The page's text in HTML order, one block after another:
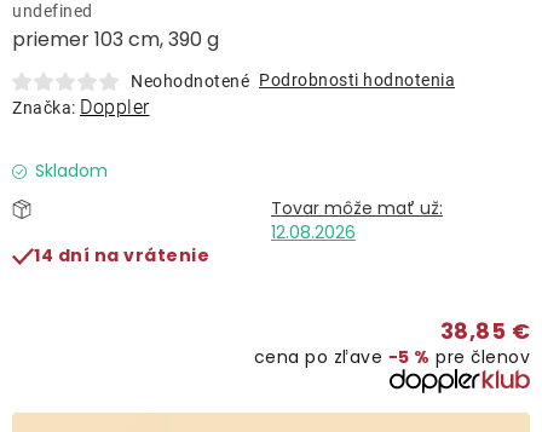
Lehátka
Doplnky
Dáždniky
priemer 103 cm, 390 g
undefined
Neohodnotené Podrobnosti hodnotenia
Značka: Doppler
Skladom
12.08.2026
14 dní na vrátenie
38,85 €
cena po zľave −5 % pre členov